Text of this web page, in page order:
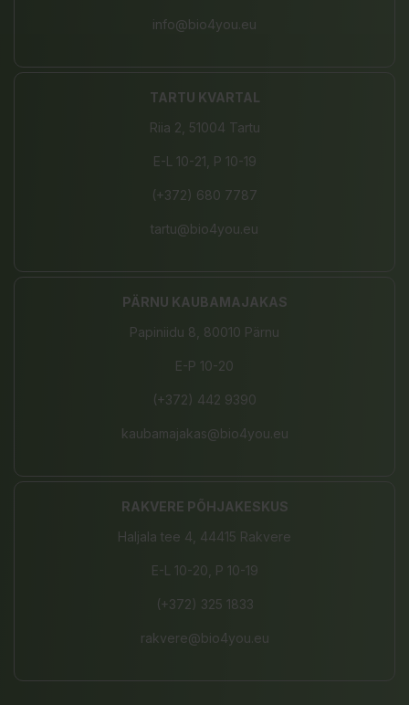
info@bio4you.eu
TARTU KVARTAL
Riia 2, 51004 Tartu
E-L 10-21, P 10-19
(+372) 680 7787
tartu@bio4you.eu
PÄRNU KAUBAMAJAKAS
Papiniidu 8, 80010 Pärnu
E-P 10-20
(+372) 442 9390
kaubamajakas@bio4you.eu
RAKVERE PÕHJAKESKUS
Haljala tee 4, 44415 Rakvere
E-L 10-20, P 10-19
(+372) 325 1833
rakvere@bio4you.eu